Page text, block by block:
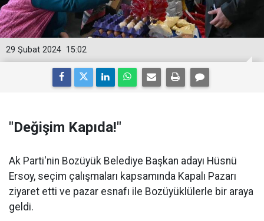
15:02
29 Şubat 2024
"Değişim Kapıda!"
Ak Parti'nin Bozüyük Belediye Başkan adayı Hüsnü
Ersoy, seçim çalışmaları kapsamında Kapalı Pazarı
ziyaret etti ve pazar esnafı ile Bozüyüklülerle bir araya
geldi.